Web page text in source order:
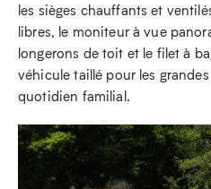
les sièges chauffants et
libres, le moniteur à vue
longerons de toit et le filet à
véhicule taillé pour les
quotidien familial.